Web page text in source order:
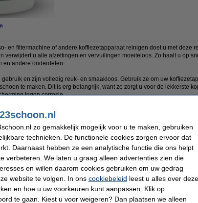
en filtermachine of andere koffiezetapparaat reinigen doet u met deze
verwijdert u alle afzettingen en vervuilingen moeiteloos. Zo haalt u op
en andere onderdelen.
en zijn volledig reuk- en smaakloos. Gebruik ze om uw
te maken. Dit is erg belangrijk, want zo zorgt u voor de lekkerste
tegen corrosie.
Ø 15 mm) voor koffiezetapparaten van onder meer Black & White
Diameter:
Ø 15 mm
Extra info: Veiligheidsinformatie
artikel ook besteld hebben
zo gemakkelijk mogelijk voor u te maken, gebruiken
technieken. De functionele cookies zorgen ervoor dat
Daarnaast hebben ze een analytische functie die ons helpt
verbeteren. We laten u graag alleen advertenties zien die
en willen daarom cookies gebruiken om uw gedrag
website te volgen. In ons cookiebeleid leest u alles over deze
en hoe u uw voorkeuren kunt aanpassen. Klik op
te gaan. Kiest u voor weigeren? Dan plaatsen we alleen